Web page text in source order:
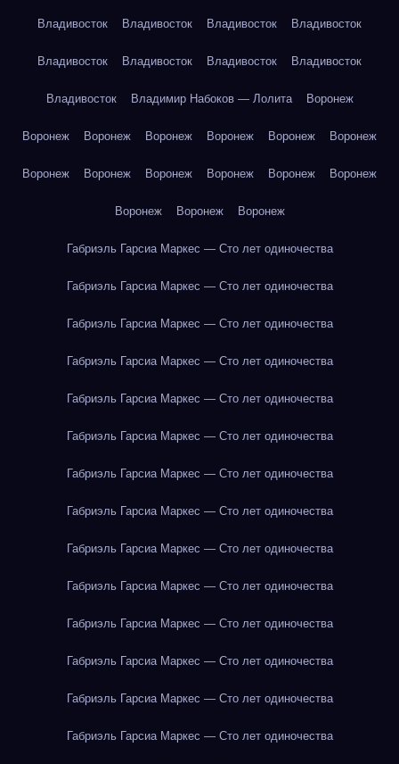
Владивосток Владивосток Владивосток Владивосток
Владивосток Владивосток Владивосток Владивосток
Владивосток Владимир Набоков — Лолита Воронеж
Воронеж Воронеж Воронеж Воронеж Воронеж Воронеж
Воронеж Воронеж Воронеж Воронеж Воронеж Воронеж
Воронеж Воронеж Воронеж
Габриэль Гарсиа Маркес — Сто лет одиночества
Габриэль Гарсиа Маркес — Сто лет одиночества
Габриэль Гарсиа Маркес — Сто лет одиночества
Габриэль Гарсиа Маркес — Сто лет одиночества
Габриэль Гарсиа Маркес — Сто лет одиночества
Габриэль Гарсиа Маркес — Сто лет одиночества
Габриэль Гарсиа Маркес — Сто лет одиночества
Габриэль Гарсиа Маркес — Сто лет одиночества
Габриэль Гарсиа Маркес — Сто лет одиночества
Габриэль Гарсиа Маркес — Сто лет одиночества
Габриэль Гарсиа Маркес — Сто лет одиночества
Габриэль Гарсиа Маркес — Сто лет одиночества
Габриэль Гарсиа Маркес — Сто лет одиночества
Габриэль Гарсиа Маркес — Сто лет одиночества